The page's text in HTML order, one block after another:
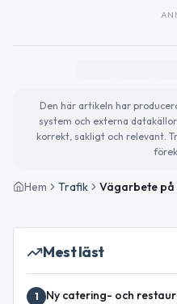
Den här artikeln har
system och externa
korrekt, sakligt och relevant.
Hem Trafik
Mest läst
1 Ny catering- och